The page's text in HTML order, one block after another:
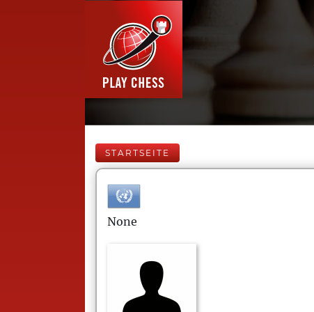
STARTSEITE
None